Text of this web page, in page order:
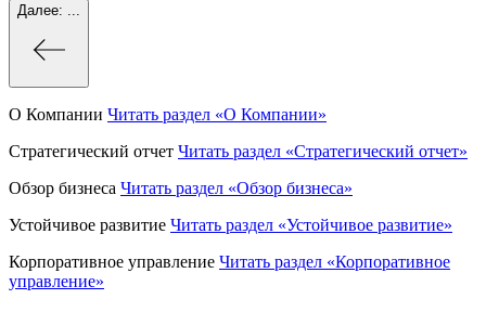
Далее:
О Компании Читать раздел «О Компании»
Стратегический отчет Читать раздел «Стратегический отчет»
Обзор бизнеса Читать раздел «Обзор бизнеса»
Устойчивое развитие Читать раздел «Устойчивое развитие»
Корпоративное управление Читать раздел «Корпоративное
управление»